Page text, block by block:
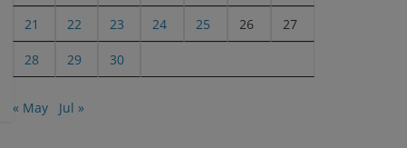
21 22 23 24 25 26 27
28 29 30
« May Jul »